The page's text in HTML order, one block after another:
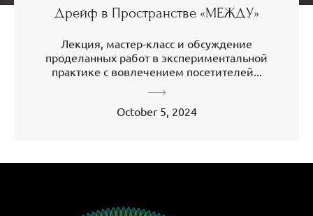
Дрейф в Пространстве «МЕЖДУ»
Лекция, мастер-класс и обсуждение
проделанных работ в экспериментальной
практике с вовлечением посетителей...
October 5, 2024